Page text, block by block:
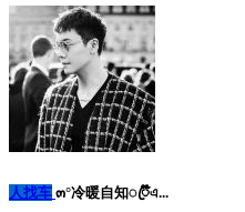
人找车 ๓°冷暖自知ꦿᮁ໊এ...